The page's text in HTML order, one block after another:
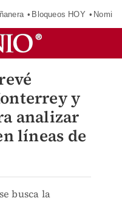
Bloqueos HOY
y
analizar
líneas de
busca la